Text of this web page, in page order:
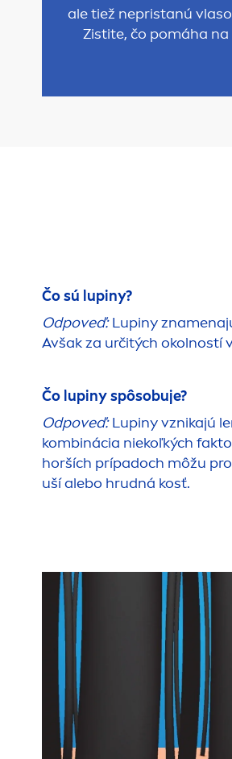
ale tiež nepristanú
Zistite, čo pomáha
Čo sú lupiny?
Odpoveď:Lupiny znamen
Avšak za určitých okolností
Čo lupiny spôsobuje?
Odpoveď:Lupiny vznikajú
kombinácia niekoľkých
horších prípadoch môžu
uší alebo hrudná kosť.